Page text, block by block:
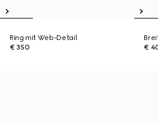
Ring mit Web-Detail
€ 350
€